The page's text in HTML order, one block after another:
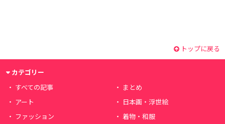
トップに戻る
カテゴリー
すべての記事
まとめ
アート
日本画・浮世絵
ファッション
着物・和服